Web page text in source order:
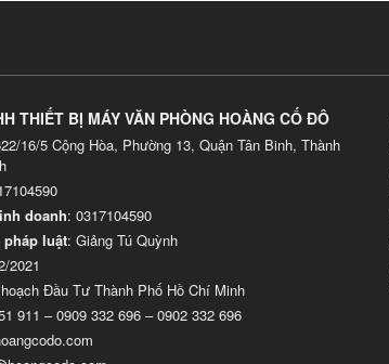
THIẾT BỊ MÁY VĂN PHÒNG HOÀNG CỐ ĐÔ
16/5 Cộng Hòa, Phường 13, Quận Tân Binh, Thành
doanh: 0317104590
luật: Giảng Tú Quỳnh
2021
Đầu Tư Thành Phố Hồ Chí Minh
911 –0909 332 696 –0902 332 696